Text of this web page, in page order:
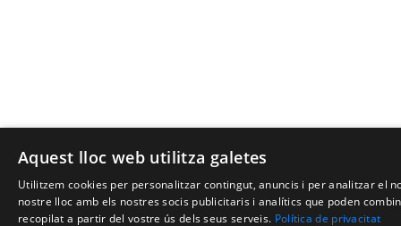
Aquest lloc web utilitza galetes
Utilitzem cookies per personalitzar contingut, anuncis i per analitzar el
nostre lloc amb els nostres socis publicitaris i analítics que poden
recopilat a partir del vostre ús dels seus serveis. Política de privacitat